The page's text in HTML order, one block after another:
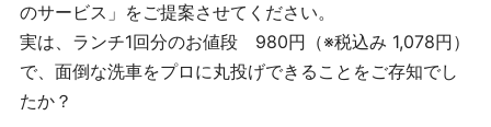
のサービス」をご提案させてください。
実は、ランチ1回分のお値段 980円（※税込み 1,078円）
で、面倒な洗車をプロに丸投げできることをご存知でし
たか？